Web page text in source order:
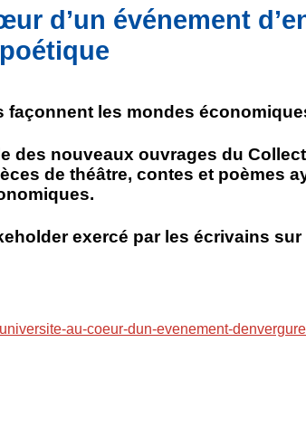
d’un événement
façonnent les mondes
des nouveaux ouvrages du
de théâtre, contes et poèmes
exercé par les écrivains
au-coeur-dun-evenement-